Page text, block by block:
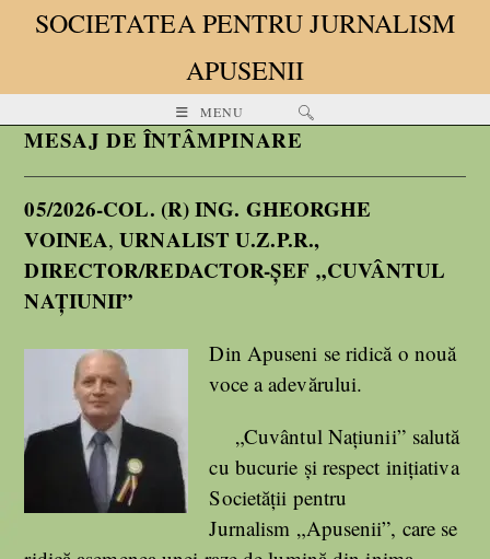
SOCIETATEA PENTRU JURNALISM
APUSENII
MENU
MESAJ DE ÎNTÂMPINARE
05/2026-COL. (R) ING. GHEORGHE
VOINEA,URNALIST U.Z.P.R.,
DIRECTOR/REDACTOR-ȘEF „CUVÂNTUL
NAȚIUNII”
Din Apuseni se ridică o nouă
voce a adevărului.
„Cuvântul Națiunii” salută
cu bucurie și respect inițiativa
Societății pentru
Jurnalism „Apusenii”, care se